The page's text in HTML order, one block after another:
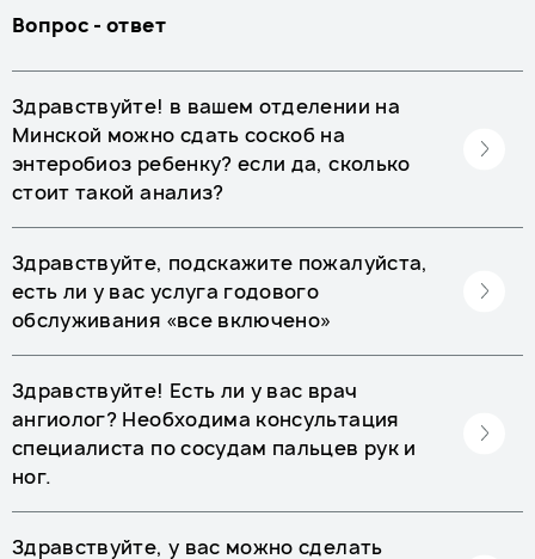
Вопрос - ответ
Здравствуйте! в вашем отделении на
Минской можно сдать соскоб на
энтеробиоз ребенку? если да, сколько
стоит такой анализ?
Здравствуйте, подскажите пожалуйста,
есть ли у вас услуга годового
обслуживания «все включено»
Здравствуйте! Есть ли у вас врач
ангиолог? Необходима консультация
специалиста по сосудам пальцев рук и
ног.
Здравствуйте, у вас можно сделать